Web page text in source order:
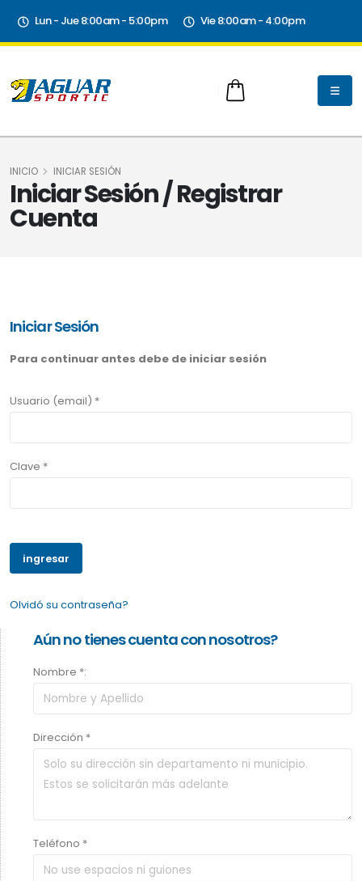
Lun - Jue 8:00am - 5:00pm Vie 8:00am - 4:00pm
Iniciar Sesión / Registrar
Cuenta
INICIO INICIAR SESIÓN
Iniciar Sesión
Para continuar antes debe de iniciar sesión
Usuario (email) *
Clave *
Olvidó su contraseña?
Aún no tienes cuenta con nosotros?
Nombre *:
Dirección *
Teléfono *